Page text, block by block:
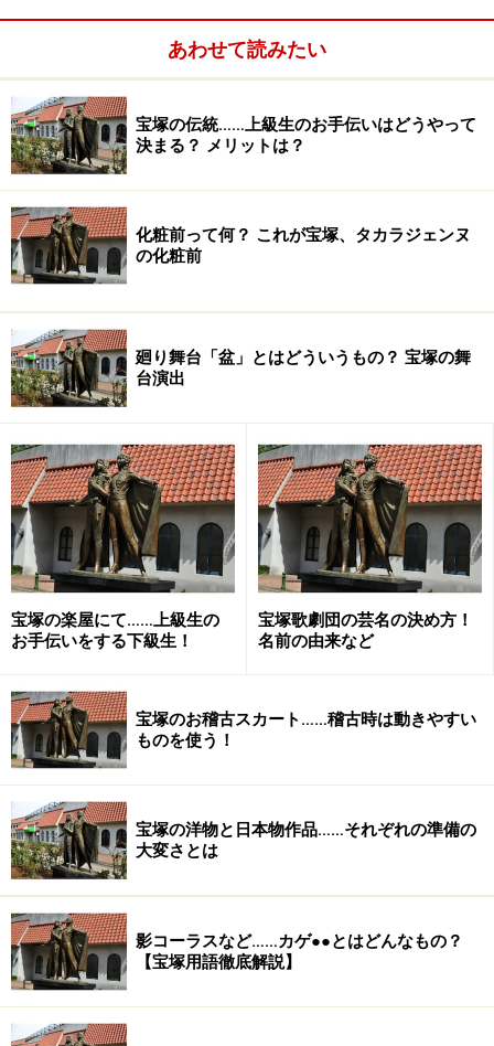
あわせて読みたい
宝塚の伝統……上級生のお手伝いはどうやって
決まる？ メリットは？
化粧前って何？ これが宝塚、タカラジェンヌ
の化粧前
廻り舞台「盆」とはどういうもの？ 宝塚の舞
台演出
宝塚の楽屋にて……上級生の
お手伝いをする下級生！
宝塚歌劇団の芸名の決め方！
名前の由来など
宝塚のお稽古スカート……稽古時は動きやすい
ものを使う！
宝塚の洋物と日本物作品……それぞれの準備の
大変さとは
影コーラスなど……カゲ●●とはどんなもの？
【宝塚用語徹底解説】